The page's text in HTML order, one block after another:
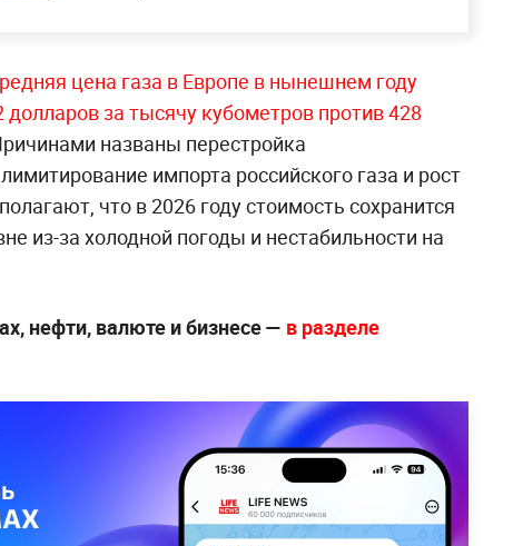
цена газа в Европе в нынешнем году
за тысячу кубометров против 428
названы перестройка
импорта российского газа и рост
что в 2026 году стоимость сохранится
из-за холодной погоды и нестабильности на
нефти, валюте и бизнесе — в разделе